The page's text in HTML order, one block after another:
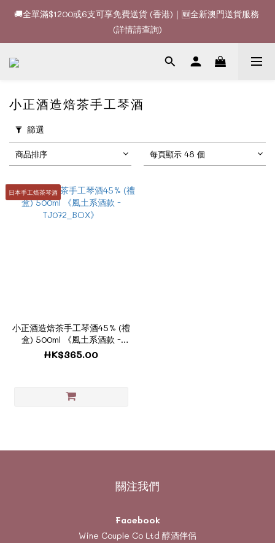
🚚全單滿$1200或6支可享免費送貨 (香港)｜🆕全新澳門送貨服務
(詳情請查詢)
🚚全單滿$1200或6支可享免費送貨 (香港)｜🆕全新澳門送貨服務
(詳情請查詢)
🍷酒款、優惠經常更新，請時刻追蹤我地😊｜🤵👰Wine Couple
🚚全單滿$1200或6支可享免費送貨 (香港)｜🆕全新澳門送貨服務
小正酒造焙茶手工琴酒
篩選
商品排序 每頁顯示 48 個
日本手工焙茶琴酒
小正酒造焙茶手工琴酒45% (禮
盒) 500ml 《風土系酒款 -
TJ072_BOX》
HK$365.00
關注我們
Facebook
Wine Couple Co Ltd 醇酒伴侶